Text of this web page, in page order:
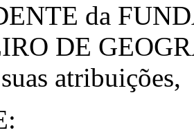
da
DE
atribuições,